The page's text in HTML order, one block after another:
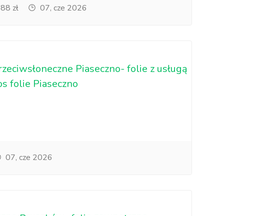
zł 07, cze 2026
Piaseczno- folie z usługą
folie Piaseczno
07, cze 2026